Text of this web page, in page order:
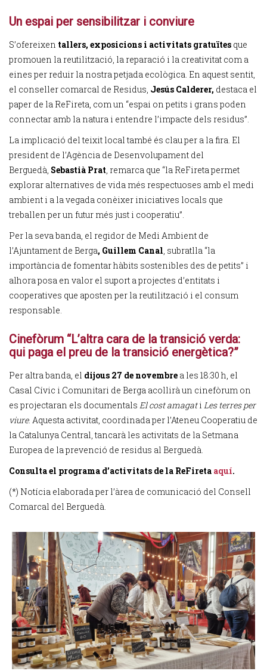
Un espai per sensibilitzar i conviure
S’ofereixen tallers, exposicions i activitats gratuïtes que
promouen la reutilització, la reparació i la creativitat com a
eines per reduir la nostra petjada ecològica. En aquest sentit,
el conseller comarcal de Residus, Jesús Calderer, destaca el
paper de la ReFireta, com un “espai on petits i grans poden
connectar amb la natura i entendre l’impacte dels residus”.
La implicació del teixit local també és clau per a la fira. El
president de l’Agència de Desenvolupament del
Berguedà, Sebastià Prat, remarca que “la ReFireta permet
explorar alternatives de vida més respectuoses amb el medi
ambient i a la vegada conèixer iniciatives locals que
treballen per un futur més just i cooperatiu”.
Per la seva banda, el regidor de Medi Ambient de
l’Ajuntament de Berga, Guillem Canal, subratlla “la
importància de fomentar hàbits sostenibles des de petits” i
alhora posa en valor el suport a projectes d’entitats i
cooperatives que aposten per la reutilització i el consum
responsable.
Cinefòrum “L’altra cara de la transició verda:
qui paga el preu de la transició energètica?”
Per altra banda, el dijous 27 de novembre a les 18:30 h, el
Casal Cívic i Comunitari de Berga acollirà un cinefòrum on
es projectaran els documentals El cost amagati Les terres per
viure. Aquesta activitat, coordinada per l’Ateneu Cooperatiu de
la Catalunya Central, tancarà les activitats de la Setmana
Europea de la prevenció de residus al Berguedà.
Consulta el programa d’activitats de la ReFireta aquí.
(*) Notícia elaborada per l’àrea de comunicació del Consell
Comarcal del Berguedà.